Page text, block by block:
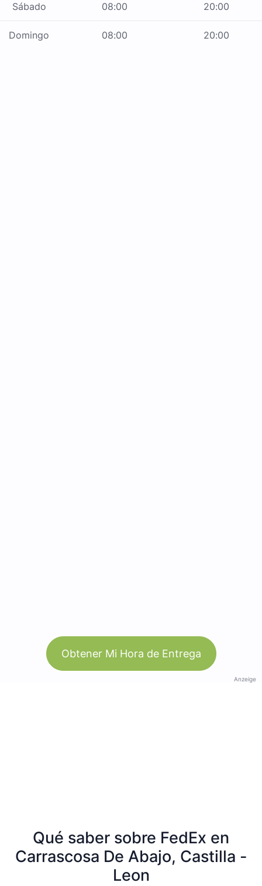
Sábado 08:00 20:00
Domingo 08:00 20:00
Obtener Mi Hora de Entrega
Anzeige
Qué saber sobre FedEx en
Carrascosa De Abajo, Castilla -
Leon